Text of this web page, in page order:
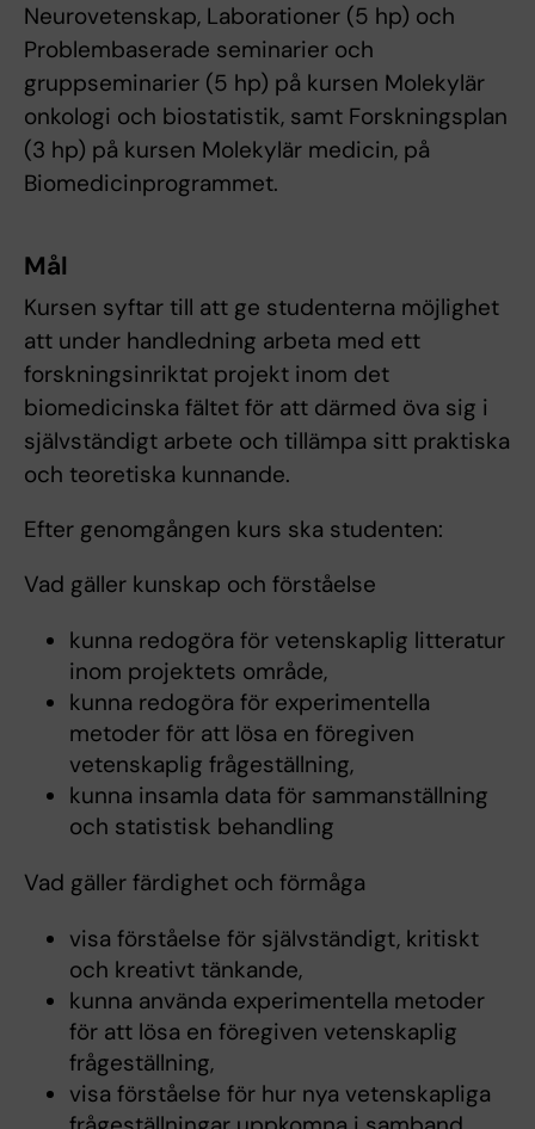
Neurovetenskap, Laborationer (5 hp) och
Problembaserade seminarier och
gruppseminarier (5 hp) på kursen Molekylär
onkologi och biostatistik, samt Forskningsplan
(3 hp) på kursen Molekylär medicin, på
Biomedicinprogrammet.
Mål
Kursen syftar till att ge studenterna möjlighet
att under handledning arbeta med ett
forskningsinriktat projekt inom det
biomedicinska fältet för att därmed öva sig i
självständigt arbete och tillämpa sitt praktiska
och teoretiska kunnande.
Efter genomgången kurs ska studenten:
Vad gäller kunskap och förståelse
kunna redogöra för vetenskaplig litteratur
inom projektets område,
kunna redogöra för experimentella
metoder för att lösa en föregiven
vetenskaplig frågeställning,
kunna insamla data för sammanställning
och statistisk behandling
Vad gäller färdighet och förmåga
visa förståelse för självständigt, kritiskt
och kreativt tänkande,
kunna använda experimentella metoder
för att lösa en föregiven vetenskaplig
frågeställning,
visa förståelse för hur nya vetenskapliga